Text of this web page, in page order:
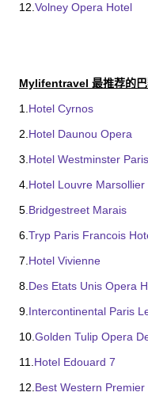
12. Volney Opera Hotel
Mylifentravel 最推荐的巴
1. Hotel Cyrnos
2. Hotel Daunou Opera
3. Hotel Westminster Paris
4. Hotel Louvre Marsollier
5 .Bridgestreet Marais
6. Tryp Paris Francois
7. Hotel Vivienne
8. Des Etats Unis Opera
9. Intercontinental Paris
10. Golden Tulip Opera
11. Hotel Edouard 7
12. Best Western